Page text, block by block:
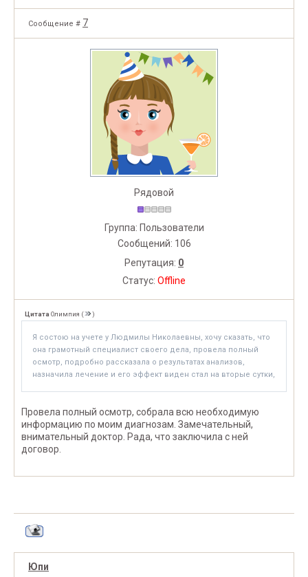
Сообщение # 7
Рядовой
Группа: Пользователи
Сообщений: 106
Репутация: 0
Статус: Offline
Цитата Олимпия ( )
Я состою на учете у Людмилы Николаевны, хочу сказать, что
она грамотный специалист своего дела, провела полный
осмотр, подробно рассказала о результатах анализов,
назначила лечение и его эффект виден стал на вторые сутки,
Провела полный осмотр, собрала всю необходимую
информацию по моим диагнозам. Замечательный,
внимательный доктор. Рада, что заключила с ней
договор.
Юпи